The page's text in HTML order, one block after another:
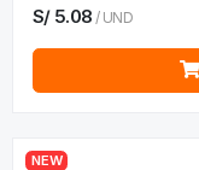
S/ 5.08 / UND
NEW